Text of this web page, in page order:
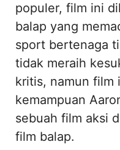
populer, film ini
balap yang
sport bertenaga
tidak meraih
kritis, namun film
kemampuan
sebuah film aksi
film balap.